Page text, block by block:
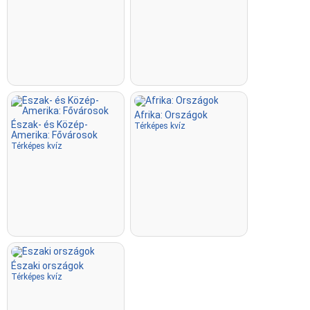
Észak- és Közép-
Amerika: Fővárosok
Térképes kvíz
Afrika: Országok
Térképes kvíz
Északi országok
Térképes kvíz